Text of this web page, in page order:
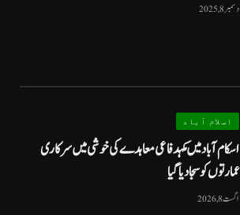
دسمبر 8, 2025
اسلام آباد
اسکام آباد میں مکہدفاعی معاہدے کی خوشی میں سرکاری
عمارتوں کو سجا دیا گیا
اگست 8, 2026